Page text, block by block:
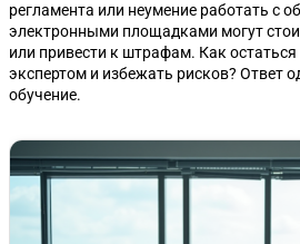
регламента или неумение работать с
электронными площадками могут
или привести к штрафам. Как
экспертом и избежать рисков? Ответ
обучение.